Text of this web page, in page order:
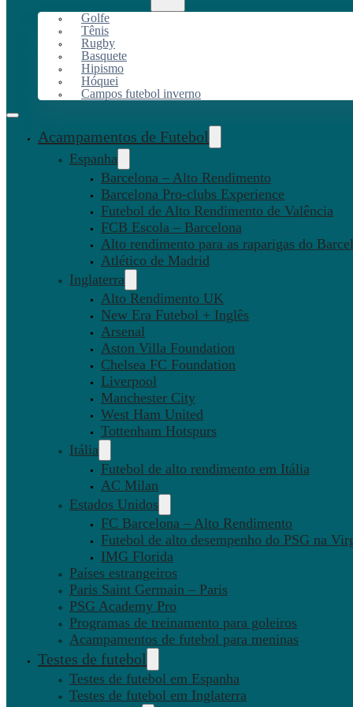
Golfe
Tênis
Rugby
Basquete
Hipismo
Hóquei
Campos futebol inverno
Acampamentos de Futebol
Espanha
Barcelona – Alto Rendimento
Barcelona Pro-clubs Experience
Futebol de Alto Rendimento de Valência
FCB Escola – Barcelona
Alto rendimento para as raparigas do
Atlético de Madrid
Inglaterra
Alto Rendimento UK
New Era Futebol + Inglês
Arsenal
Aston Villa Foundation
Chelsea FC Foundation
Liverpool
Manchester City
West Ham United
Tottenham Hotspurs
Itália
Futebol de alto rendimento em Itália
AC Milan
Estados Unidos
FC Barcelona – Alto Rendimento
Futebol de alto desempenho do PSG na
IMG Florida
Países estrangeiros
Paris Saint Germain – Paris
PSG Academy Pro
Programas de treinamento para goleiros
Acampamentos de futebol para meninas
Testes de futebol
Testes de futebol em Espanha
Testes de futebol em Inglaterra